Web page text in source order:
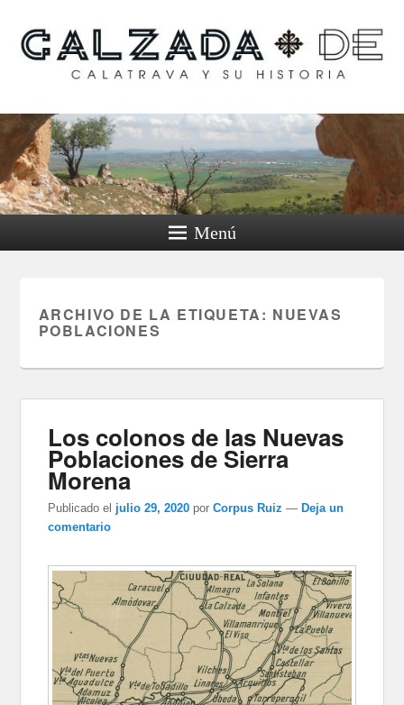
Calzada de Calatrava y
su historia
Menú
ARCHIVO DE LA ETIQUETA: NUEVAS
POBLACIONES
Los colonos de las Nuevas
Poblaciones de Sierra
Morena
Publicado el julio 29, 2020 porCorpus Ruiz — Deja un
comentario